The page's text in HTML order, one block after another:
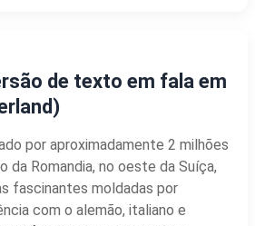
de texto em fala em
por aproximadamente 2 milhões
da Romandia, no oeste da Suíça,
fascinantes moldadas por
com o alemão, italiano e